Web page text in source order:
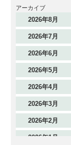
アーカイブ
2026年8月
2026年7月
2026年6月
2026年5月
2026年4月
2026年3月
2026年2月
2026年1月